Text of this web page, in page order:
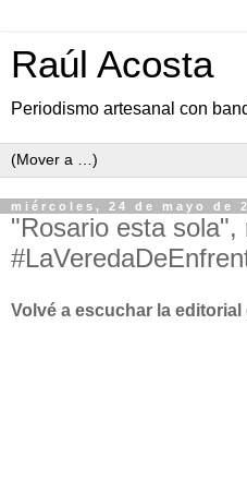
Raúl Acosta
Periodismo artesanal con
miércoles, 24 de mayo de
"Rosario esta sola",
Volvé a escuchar la